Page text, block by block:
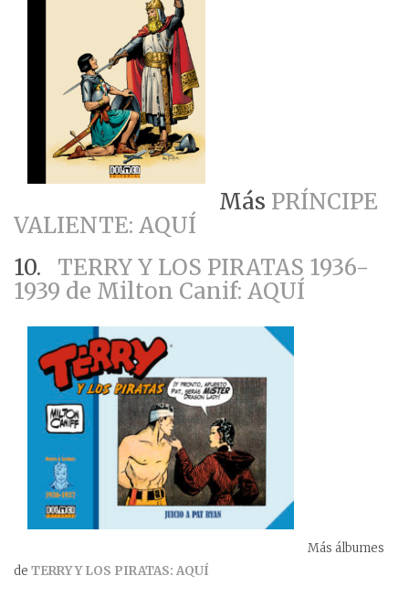
Más PRÍNCIPE
VALIENTE: AQUÍ
10. TERRY Y LOS PIRATAS 1936-
1939 de Milton Canif: AQUÍ
Más álbumes
de TERRY Y LOS PIRATAS: AQUÍ